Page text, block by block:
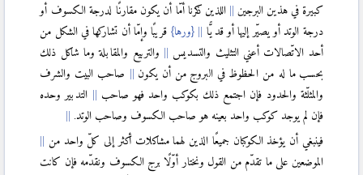
كبيرة في هذين البرجين
اللذين ذكرنا أمّا أن يكون مقارنًا لدرجة الكسوف أو
درجة الوتد أو يصيّر إليها أو قديًّا
{ورها} قريبًا وإمّا أن تشاركها في الشكل من
أحد الاتّصالات أعني التثليث والتسديس
والتربيع والمقابلة وما شاكل ذلك
بحسب ما له من الحظوظ في البروج من أن يكون
صاحب البيت والشرف
والمثلّثة والحدود فإن اجتمع ذلك بكوكب واحد فهو صاحب
التدبير وحده
فإن لم يوجد كوكب واحد بعينه هو صاحب الكسوف وصاحب الوتد.
فينبغي أن يؤخذ الكوكبان جميعًا الذين لهما مشاكلات أكثر إلى كلّ واحد من
الموضعين على ما تقدّم من القول ونختار أوّلًا برج الكسوف ونقدّمه فإن كانت